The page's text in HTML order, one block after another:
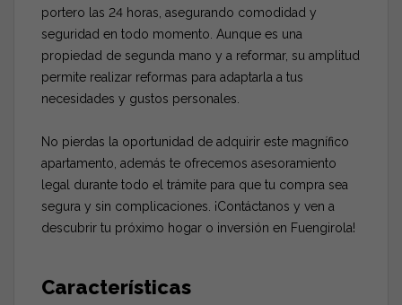
portero las 24 horas, asegurando comodidad y
seguridad en todo momento. Aunque es una
propiedad de segunda mano y a reformar, su amplitud
permite realizar reformas para adaptarla a tus
necesidades y gustos personales.
No pierdas la oportunidad de adquirir este magnífico
apartamento, además te ofrecemos asesoramiento
legal durante todo el trámite para que tu compra sea
segura y sin complicaciones. ¡Contáctanos y ven a
descubrir tu próximo hogar o inversión en Fuengirola!
Características